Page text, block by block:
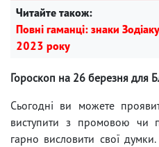
Читайте також:
Повні гаманці: знаки
2023 року
Гороскоп на 26 березня для
Сьогодні ви можете
виступити з промовою чи
гарно висловити свої